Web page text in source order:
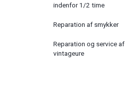
indenfor 1/2 time
Reparation af smykker
Reparation og service af
vintageure